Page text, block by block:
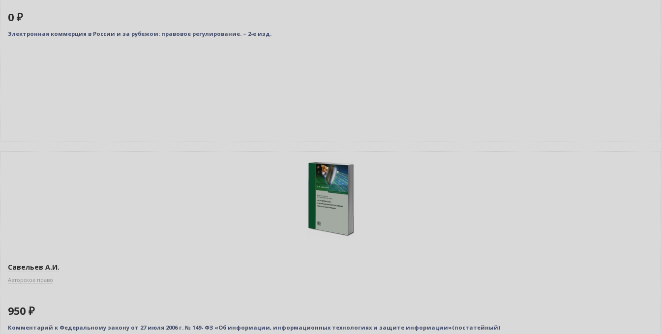
0 ₽
Электронная коммерция в России и за рубежом: правовое регулирование. – 2-е изд.
Савельев А.И.
Авторское право
950 ₽
Комментарий к Федеральному закону от 27 июля 2006 г. № 149- ФЗ «Об информации, информационных технологиях и защите информации»(постатейный)